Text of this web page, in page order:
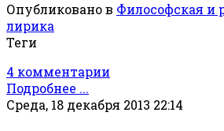
Опубликовано в Философская и
лирика
Теги
4 комментарии
Подробнее ...
Среда, 18 декабря 2013 22:14